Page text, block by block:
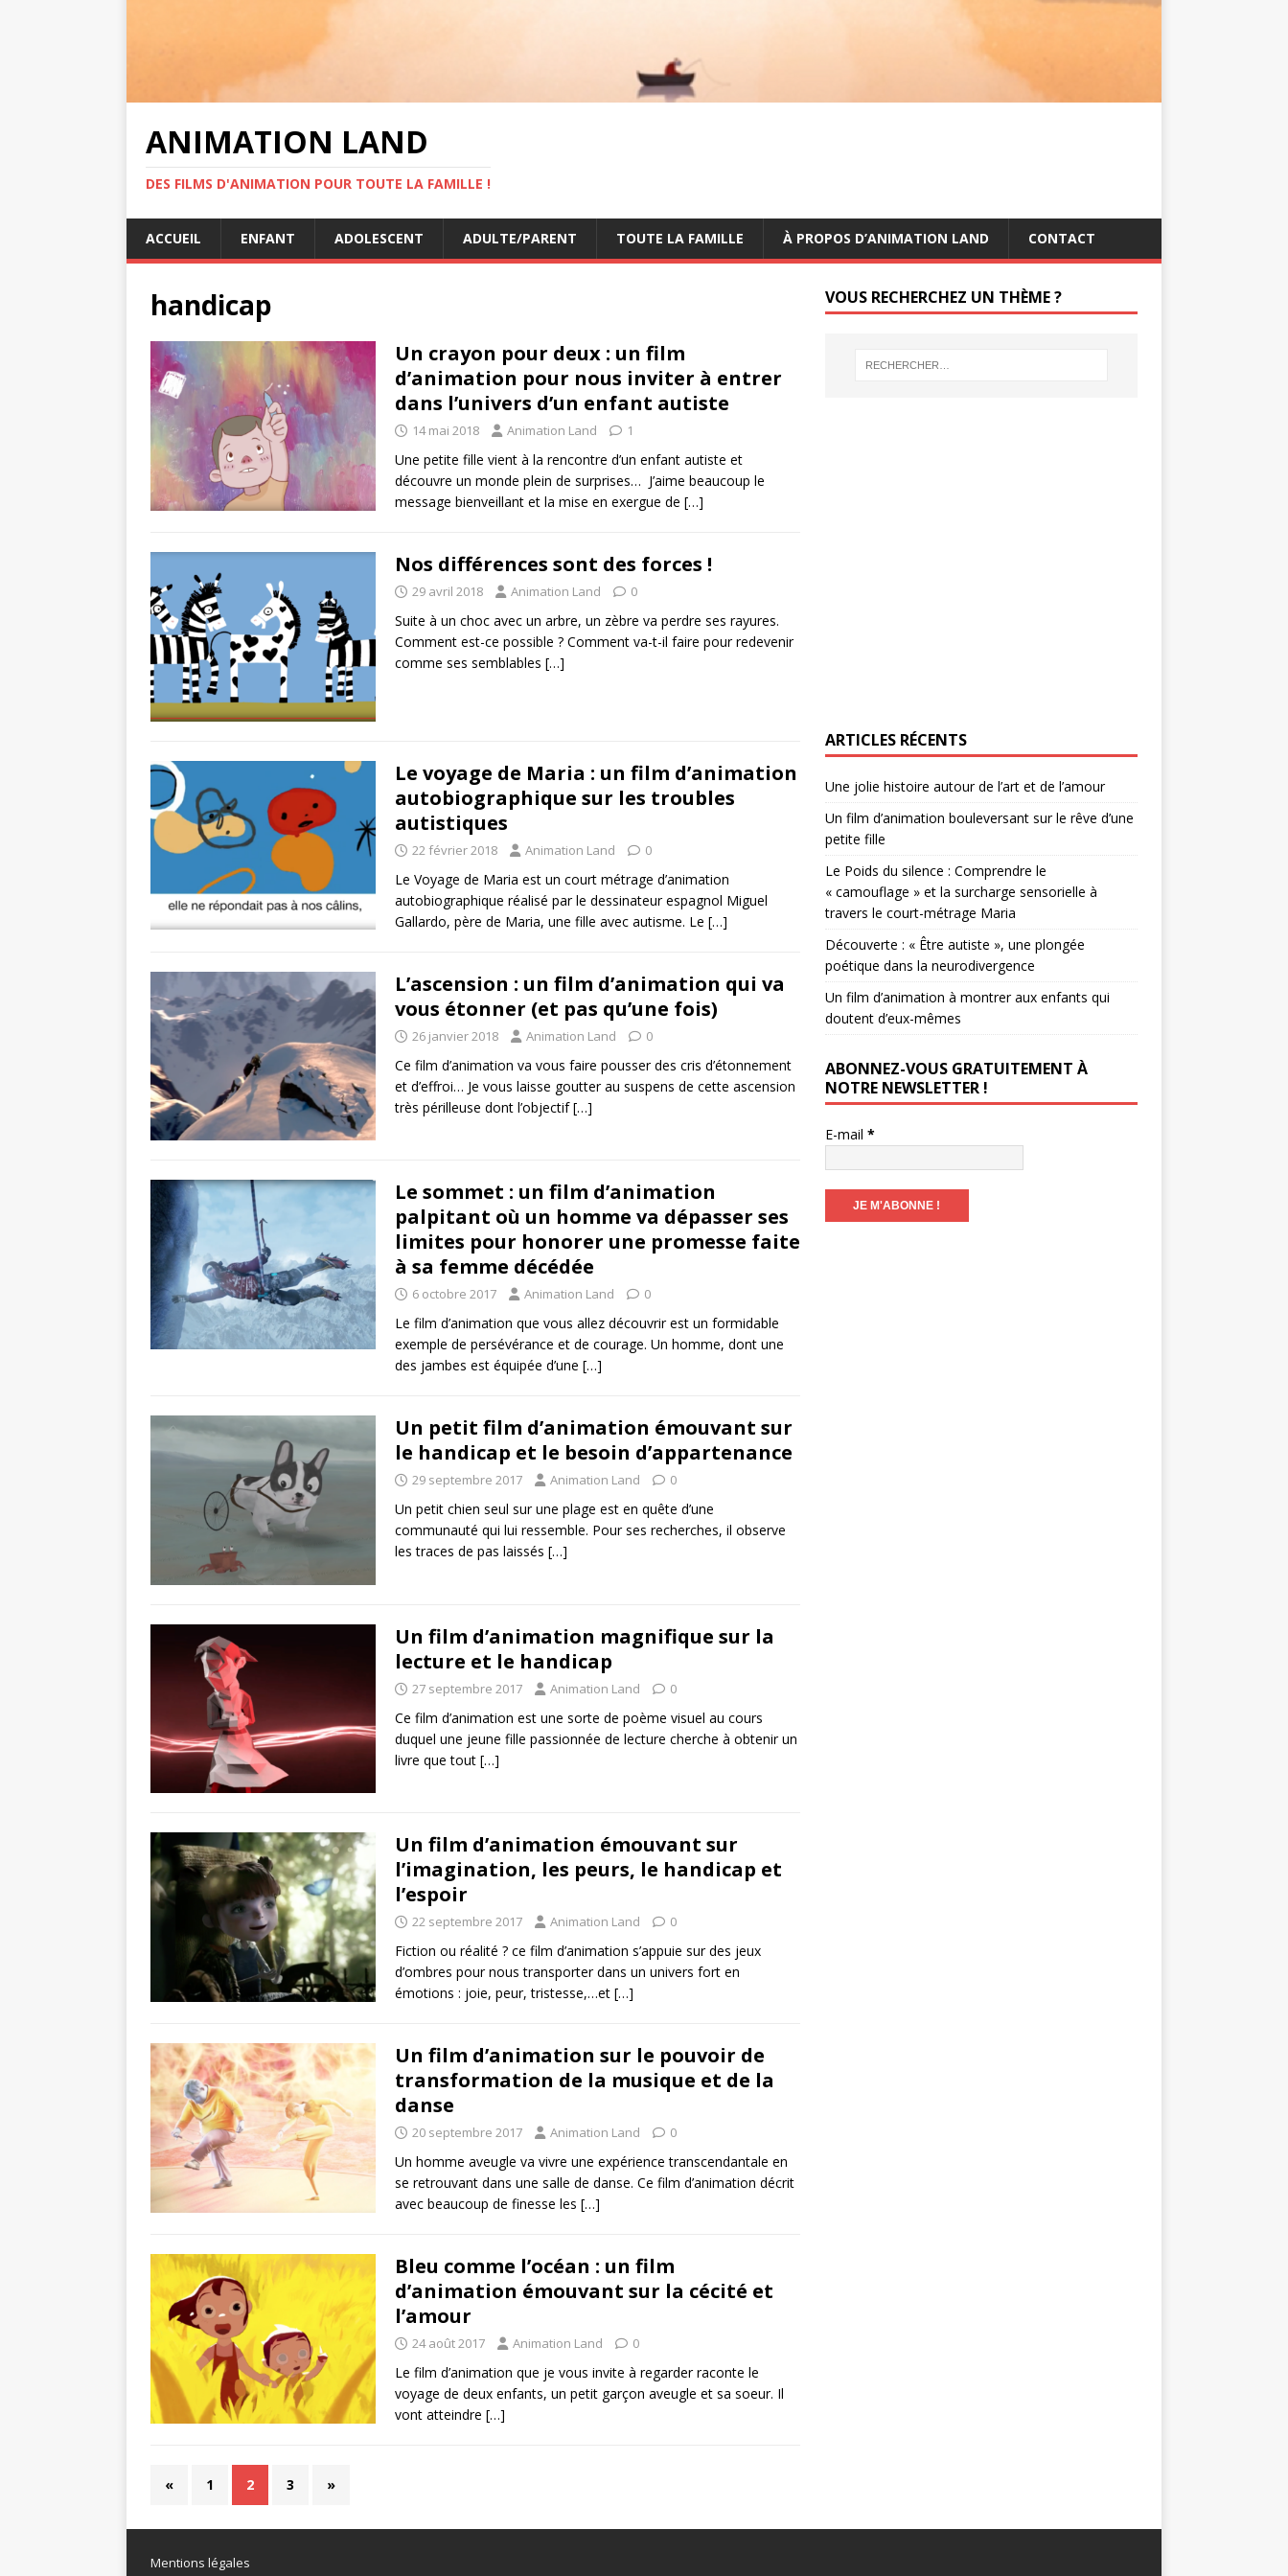
ANIMATION LAND
DES FILMS D'ANIMATION POUR TOUTE LA FAMILLE !
ACCUEIL ENFANT ADOLESCENT ADULTE/PARENT TOUTE LA FAMILLE À PROPOS D’ANIMATION LAND CONTACT
handicap
Un crayon pour deux : un film
d’animation pour nous inviter à entrer
dans l’univers d’un enfant autiste
14 mai 2018 Animation Land 1
Une petite fille vient à la rencontre d’un enfant autiste et
découvre un monde plein de surprises… J’aime beaucoup le
message bienveillant et la mise en exergue de […]
Nos différences sont des forces !
29 avril 2018 Animation Land 0
Suite à un choc avec un arbre, un zèbre va perdre ses rayures.
Comment est-ce possible ? Comment va-t-il faire pour redevenir
comme ses semblables […]
Le voyage de Maria : un film d’animation
autobiographique sur les troubles
autistiques
22 février 2018 Animation Land 0
Le Voyage de Maria est un court métrage d’animation
autobiographique réalisé par le dessinateur espagnol Miguel
Gallardo, père de Maria, une fille avec autisme. Le […]
L’ascension : un film d’animation qui va
vous étonner (et pas qu’une fois)
26 janvier 2018 Animation Land 0
Ce film d’animation va vous faire pousser des cris d’étonnement
et d’effroi… Je vous laisse goutter au suspens de cette ascension
très périlleuse dont l’objectif[…]
Le sommet : un film d’animation
palpitant où un homme va dépasser ses
limites pour honorer une promesse faite
à sa femme décédée
6 octobre 2017 Animation Land 0
Le film d’animation que vous allez découvrir est un formidable
exemple de persévérance et de courage. Un homme, dont une
des jambes est équipée d’une […]
Un petit film d’animation émouvant sur
le handicap et le besoin d’appartenance
29 septembre 2017 Animation Land 0
Un petit chien seul sur une plage est en quête d’une
communauté qui lui ressemble. Pour ses recherches, il observe
les traces de pas laissés […]
Un film d’animation magnifique sur la
lecture et le handicap
27 septembre 2017 Animation Land 0
Ce film d’animation est une sorte de poème visuel au cours
duquel une jeune fille passionnée de lecture cherche à obtenir un
livre que tout […]
Un film d’animation émouvant sur
l’imagination, les peurs, le handicap et
l’espoir
22 septembre 2017 Animation Land 0
Fiction ou réalité ? ce film d’animation s’appuie sur des jeux
d’ombres pour nous transporter dans un univers fort en
émotions : joie, peur, tristesse,…et […]
Un film d’animation sur le pouvoir de
transformation de la musique et de la
danse
20 septembre 2017 Animation Land 0
Un homme aveugle va vivre une expérience transcendantale en
se retrouvant dans une salle de danse. Ce film d’animation décrit
avec beaucoup de finesse les […]
Bleu comme l’océan : un film
d’animation émouvant sur la cécité et
l’amour
24 août 2017 Animation Land 0
Le film d’animation que je vous invite à regarder raconte le
voyage de deux enfants, un petit garçon aveugle et sa soeur. Il
vont atteindre […]
« 1 2 3 »
VOUS RECHERCHEZ UN THÈME ?
ARTICLES RÉCENTS
Une jolie histoire autour de l’art et de l’amour
Un film d’animation bouleversant sur le rêve d’une
petite fille
Le Poids du silence : Comprendre le
« camouflage » et la surcharge sensorielle à
travers le court-métrage Maria
Découverte : « Être autiste », une plongée
poétique dans la neurodivergence
Un film d’animation à montrer aux enfants qui
doutent d’eux-mêmes
ABONNEZ-VOUS GRATUITEMENT À
NOTRE NEWSLETTER !
E-mail *
Mentions légales